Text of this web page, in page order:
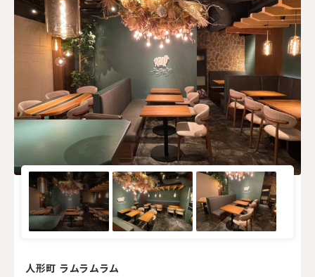
人形町 ラムラムラム